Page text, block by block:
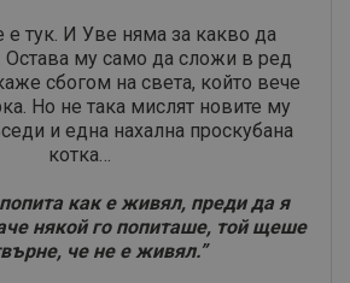
е тук. И Уве няма за какво да
му само да сложи в ред
сбогом на света, който вече
Но не така мислят новите му
и една нахална проскубана
котка…
как е живял, преди да я
някой го попиташе, той щеше
че не е живял.”